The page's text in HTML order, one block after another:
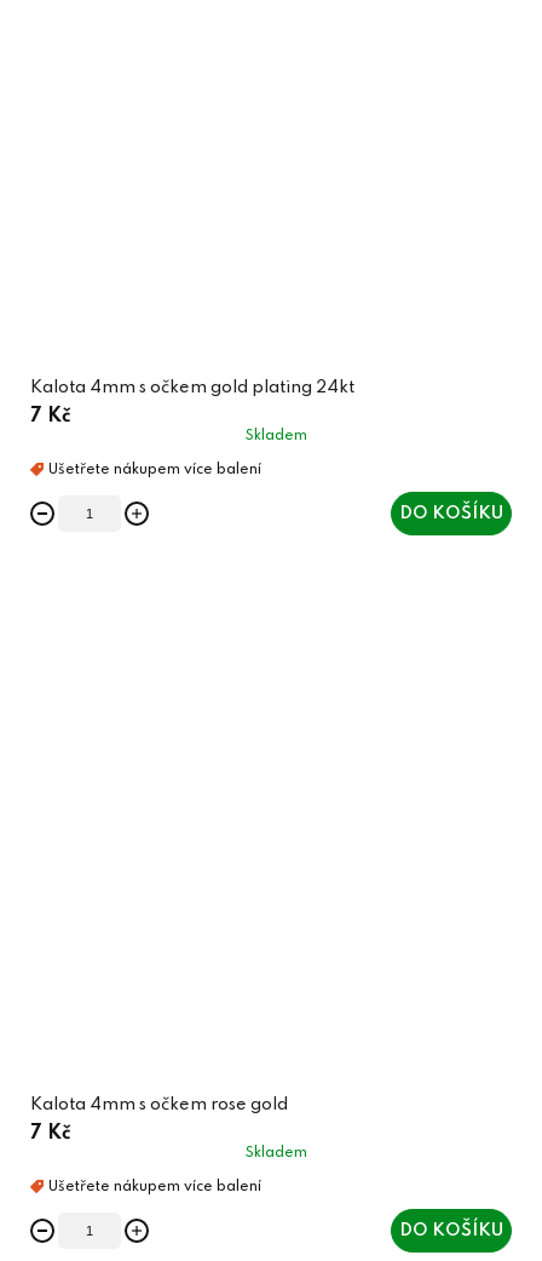
Kalota 4mm s očkem gold plating 24kt
7 Kč
Skladem
DO KOŠÍKU
Kalota 4mm s očkem rose gold
7 Kč
Skladem
DO KOŠÍKU